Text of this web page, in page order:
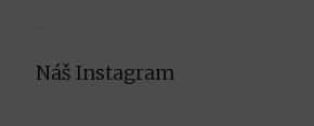
Náš Instagram